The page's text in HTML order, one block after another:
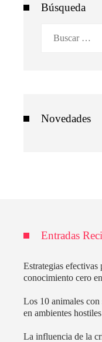
Búsqueda
Novedades
Entradas
Estrategias efectivas
conocimiento cero
Los 10 animales con
en ambientes hostiles
La influencia de la